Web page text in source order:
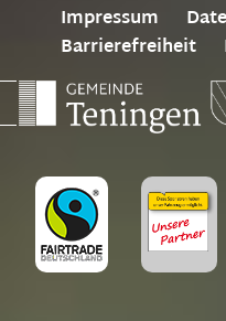
Impressum
Barrierefreiheit